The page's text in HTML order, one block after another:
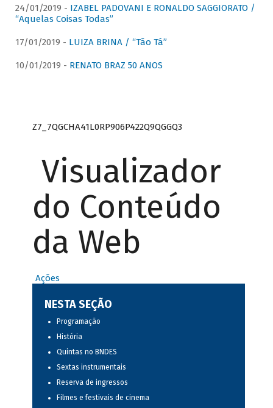
24/01/2019 - IZABEL PADOVANI E RONALDO SAGGIORATO /
“Aquelas Coisas Todas”
17/01/2019 - LUIZA BRINA / “Tão Tá”
10/01/2019 - RENATO BRAZ 50 ANOS
Z7_7QGCHA41L0RP906P422Q9QGGQ3
Visualizador
do Conteúdo
da Web
Ações
NESTA SEÇÃO
Programação
História
Quintas no BNDES
Sextas instrumentais
Reserva de ingressos
Filmes e festivais de cinema